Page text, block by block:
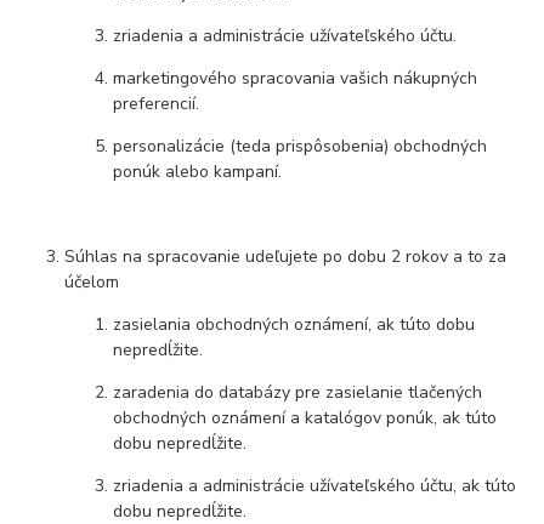
zriadenia a administrácie užívateľského účtu.
marketingového spracovania vašich nákupných
preferencií.
personalizácie (teda prispôsobenia) obchodných
ponúk alebo kampaní.
Súhlas na spracovanie udeľujete po dobu 2 rokov a to za
účelom
zasielania obchodných oznámení, ak túto dobu
nepredĺžite.
zaradenia do databázy pre zasielanie tlačených
obchodných oznámení a katalógov ponúk, ak túto
dobu nepredĺžite.
zriadenia a administrácie užívateľského účtu, ak túto
dobu nepredĺžite.